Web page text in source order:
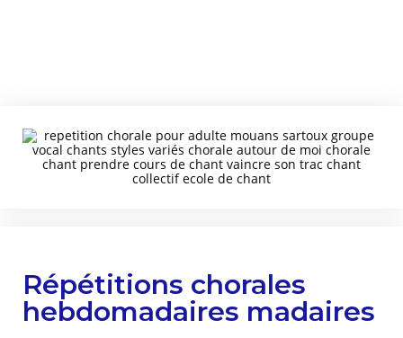
Répétitions chorales
hebdomadaires madaires​